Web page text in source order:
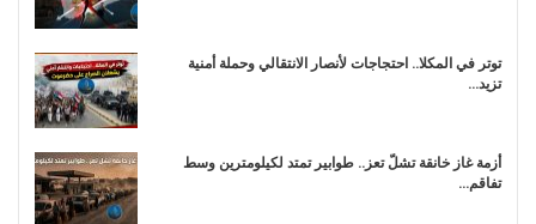
توتر في المكلا.. احتجاجات لأنصار الانتقالي وحملة أمنية
تزيد…
أزمة غاز خانقة تشلّ تعز.. طوابير تمتد لكيلومترين وسط
تفاقم…